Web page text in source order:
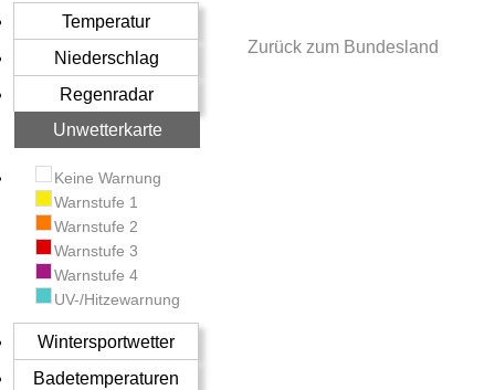
Temperatur
Niederschlag
Regenradar
Unwetterkarte
Keine Warnung
Warnstufe 1
Warnstufe 2
Warnstufe 3
Warnstufe 4
UV-/Hitzewarnung
Wintersportwetter
Badetemperaturen
Zurück zum Bundesland